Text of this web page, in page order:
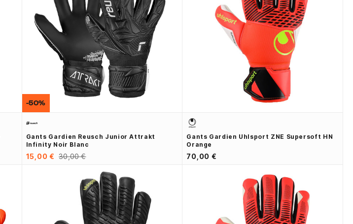
Gants Gardien Reusch Junior Attrakt
Infinity Noir Blanc
15,00 € 30,00 €
-50%
Gants Gardien Uhlsport ZNE Supersoft HN
Orange
70,00 €